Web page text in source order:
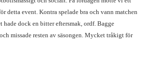
detta event. Kontra spelade bra och vann matchen
hade dock en bitter eftersmak, ordf. Bagge
missade resten av säsongen. Mycket tråkigt för